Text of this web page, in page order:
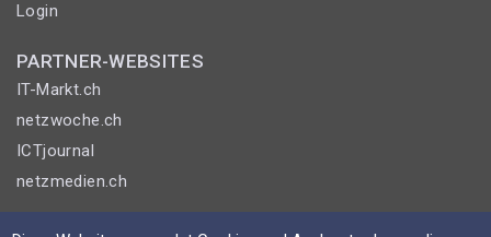
Login
PARTNER-WEBSITES
IT-Markt.ch
netzwoche.ch
ICTjournal
netzmedien.ch
© NETZMEDIEN AG 2026